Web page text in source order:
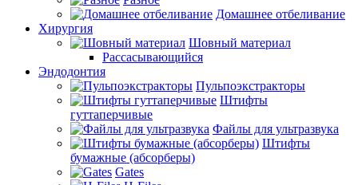
Домашнее отбеливание
Хирургия
Шовный материал
Рассасывающийся
Эндодонтия
Пульпоэкстракторы
Штифты
гуттаперчивые
Файлы для ультразвука
Штифты
бумажные (абсорберы)
Gates